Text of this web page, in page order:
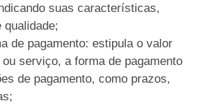
suas características,
qualidade;
de pagamento: estipula o valor
serviço, a forma de pagamento
de pagamento, como prazos,